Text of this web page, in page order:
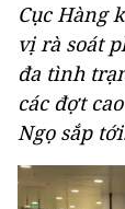
Cục Hàng
vị rà soát
đa tình
các đợt
Ngọ sắp